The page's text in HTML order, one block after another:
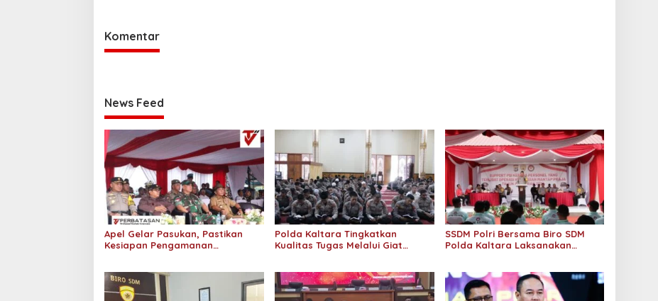
Komentar
News Feed
Apel Gelar Pasukan, Pastikan
Kesiapan Pengamanan
Polda Kaltara Tingkatkan
Kualitas Tugas Melalui Giat
SSDM Polri Bersama Biro SDM
Polda Kaltara Laksanakan
Praja Kayan 2024